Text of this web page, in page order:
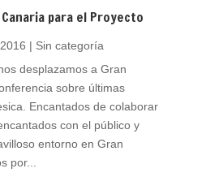
para el Proyecto
| Sin categoría
desplazamos a Gran
sobre últimas
Encantados de colaborar
con el público y
entorno en Gran
por...